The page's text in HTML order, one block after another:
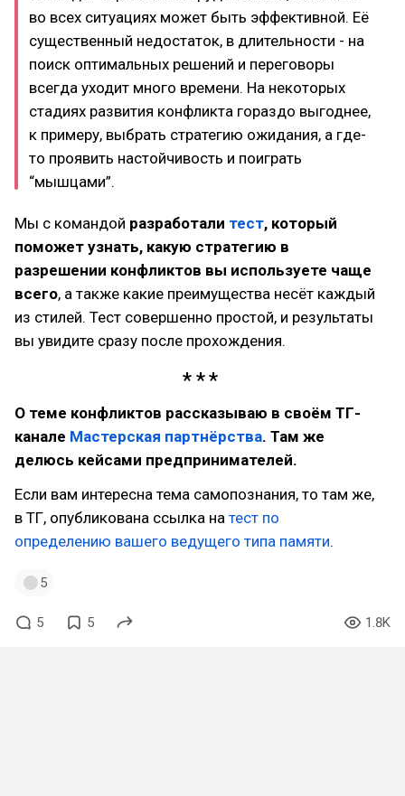
во всех ситуациях может быть эффективной. Её
существенный недостаток, в длительности - на
поиск оптимальных решений и переговоры
всегда уходит много времени. На некоторых
стадиях развития конфликта гораздо выгоднее,
к примеру, выбрать стратегию ожидания, а где-
то проявить настойчивость и поиграть
“мышцами”.
Мы с командой разработали тест, который
поможет узнать, какую стратегию в
разрешении конфликтов вы используете чаще
всего, а также какие преимущества несёт каждый
из стилей. Тест совершенно простой, и результаты
вы увидите сразу после прохождения.
О теме конфликтов рассказываю в своём ТГ-
канале Мастерская партнёрства. Там же
делюсь кейсами предпринимателей.
Если вам интересна тема самопознания, то там же,
в ТГ, опубликована ссылка на тест по
определению вашего ведущего типа памяти.
5
5 5 1.8K